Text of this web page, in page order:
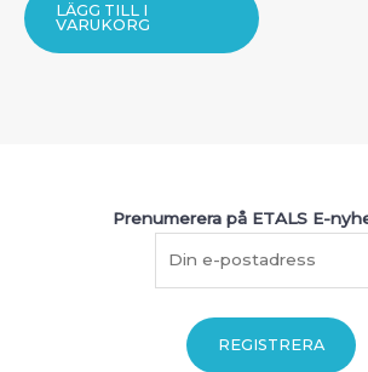
LÄGG TILL I
VARUKORG
Prenumerera på ETALS E-